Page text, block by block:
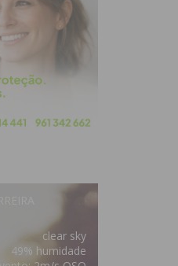
clear sky
49% humidade